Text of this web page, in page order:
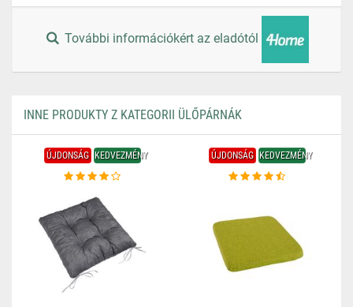
További információkért az eladótól
INNE PRODUKTY Z KATEGORII ÜLŐPÁRNÁK
ÚJDONSÁG KEDVEZMÉNY ÚJDONSÁG KEDVEZMÉNY